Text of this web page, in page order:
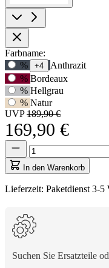
Produktoptionen
Farbname:
Verwenden
Sie
die
Tabulatortaste,
um
zur
ersten
Auswahloption
zu
navigieren,
und
anschließend
die
zwischen
den
zu
% +4
Anthrazit
% Bordeaux
% Hellgrau
% Natur
UVP189,90 €
169,90 €
Menge
aktualisiert
auf
1
Menge
In den Warenkorb
Lieferzeit: Paketdienst 3-5
Suchen Sie Ersatzteile